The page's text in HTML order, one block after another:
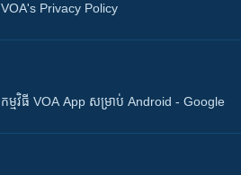
VOA's Privacy Policy
កម្មវិធី​ VOA App សម្រាប់ Android - Google